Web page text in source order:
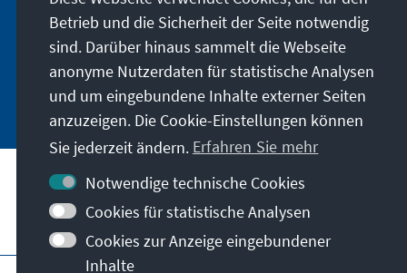
Newsletter, oder als Printprodukt in deutscher
und englischer Sprache beziehen.
Jetzt abonnieren
Besuchen Sie auch
Betrieb und die Sicherheit der Seite notwendig
sind. Darüber hinaus sammelt die Webseite
anonyme Nutzerdaten für statistische Analysen
und um eingebundene Inhalte externer Seiten
anzuzeigen. Die Cookie-Einstellungen können
Sie jederzeit ändern. Erfahren Sie mehr
Notwendige technische Cookies
Cookies für statistische Analysen
Cookies zur Anzeige eingebundener
Inhalte